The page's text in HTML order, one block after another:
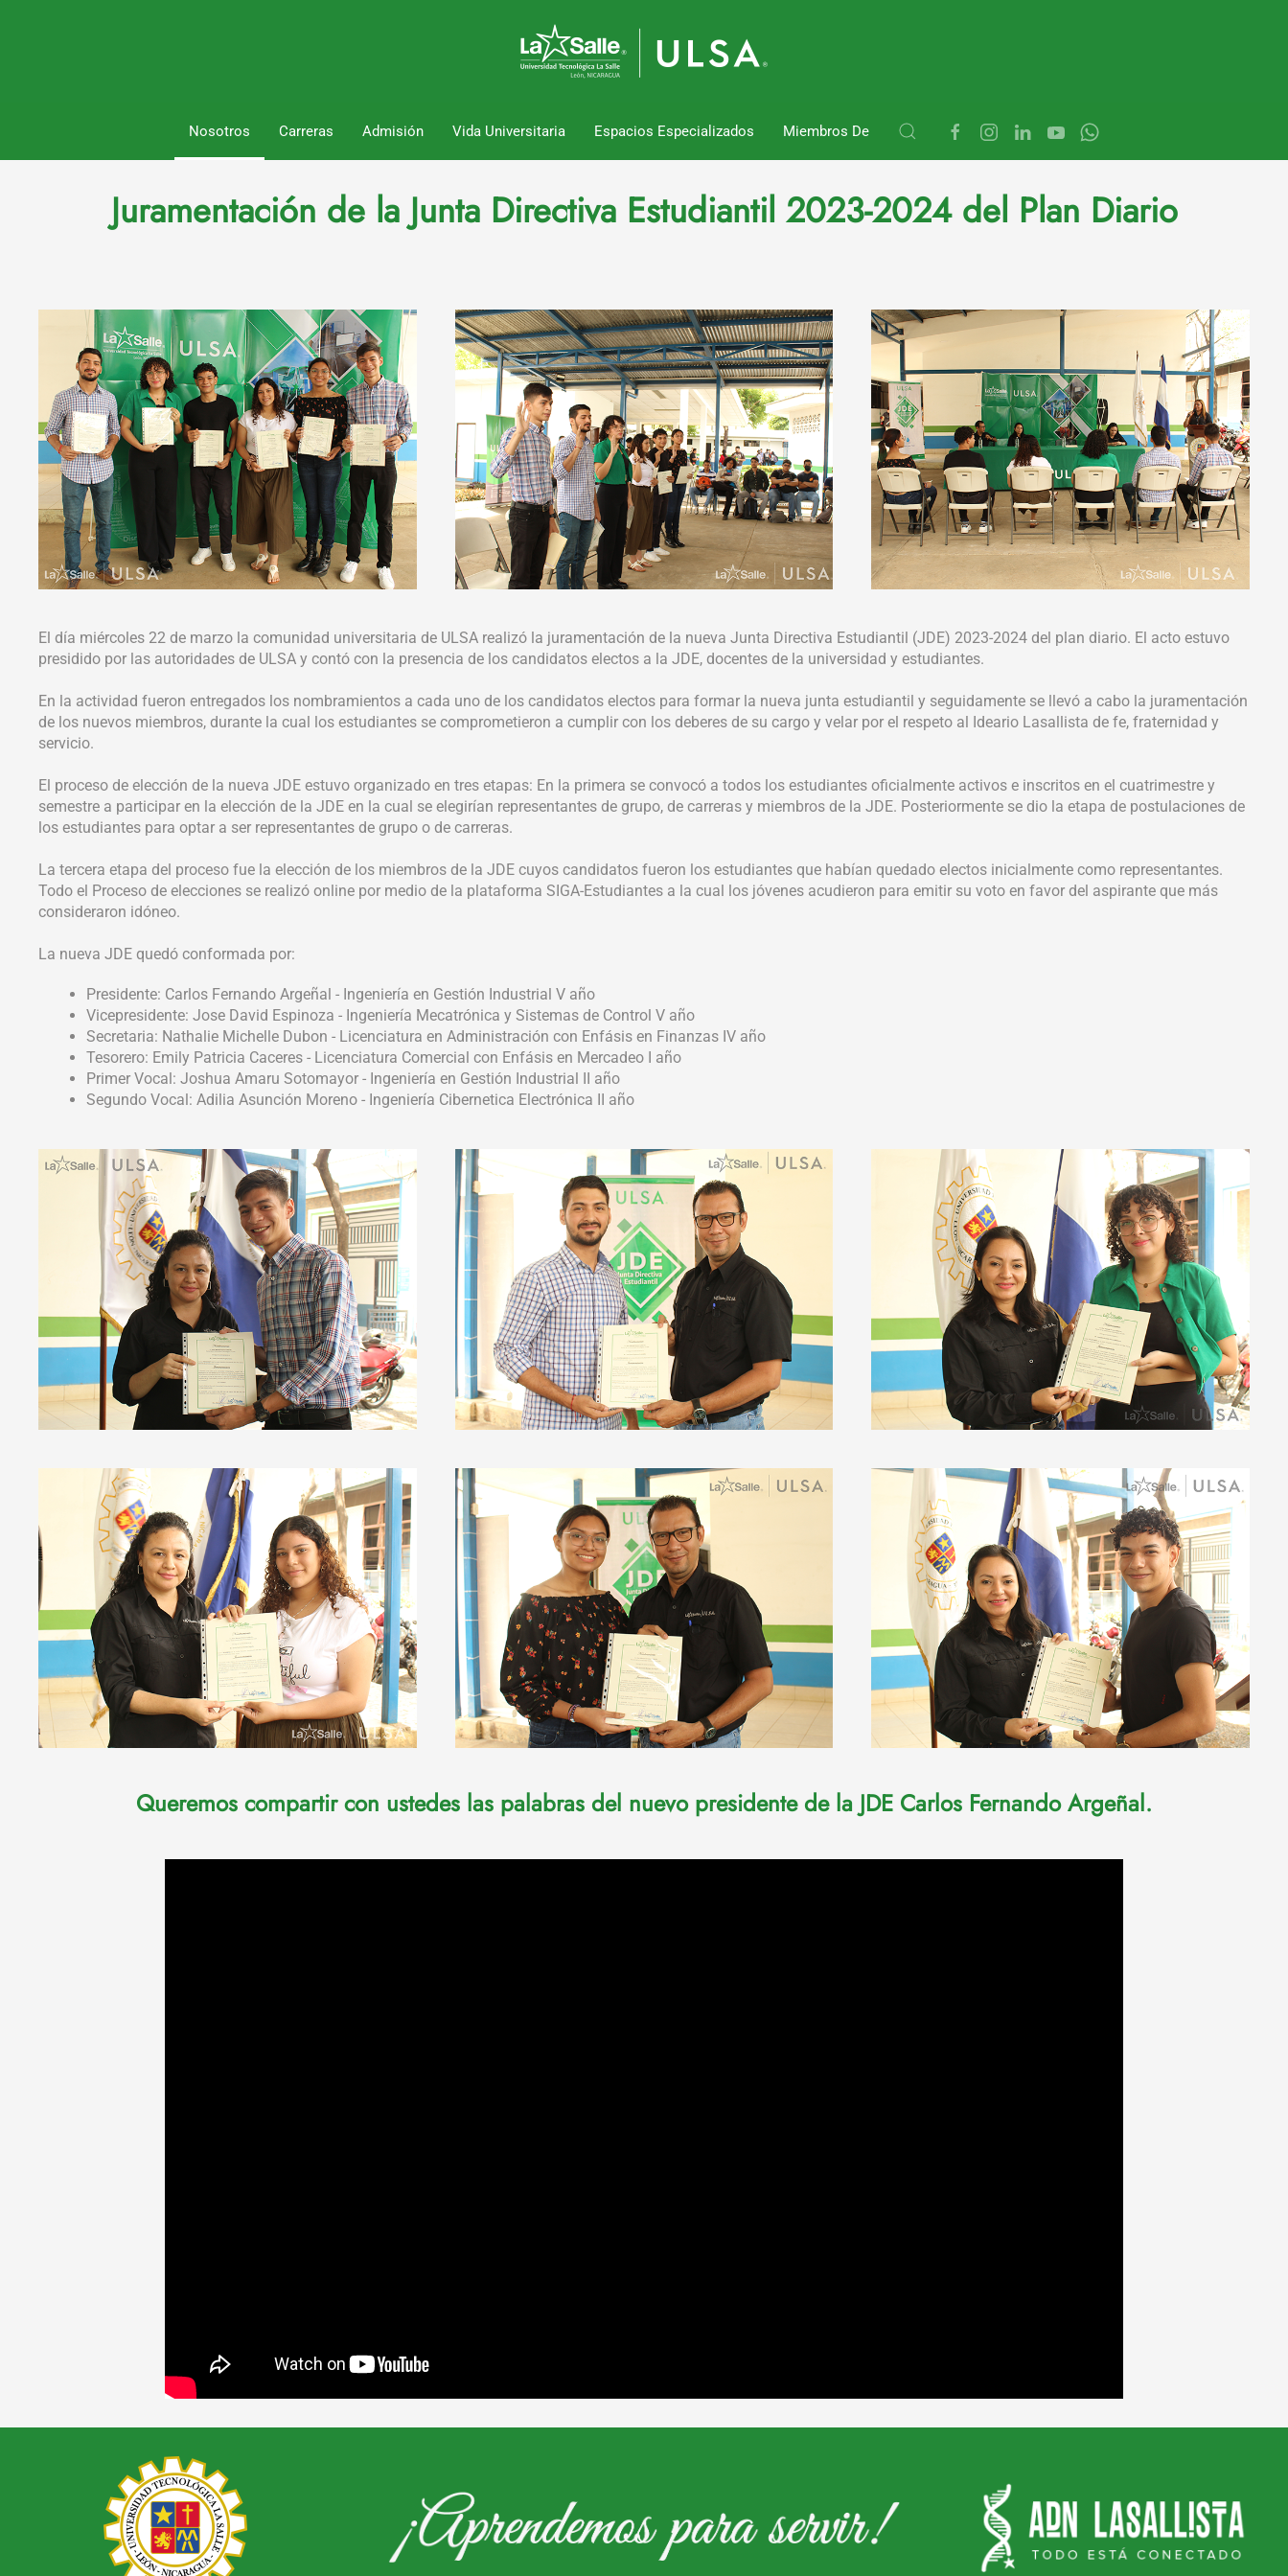
Nosotros Carreras Admisión Vida Universitaria Espacios Especializados Miembros De
Juramentación de la Junta Directiva Estudiantil 2023-2024 del Plan Diario
El día miércoles 22 de marzo la comunidad universitaria de ULSA realizó la juramentación de la nueva Junta Directiva Estudiantil (JDE) 2023-2024 del plan diario. El acto estuvo
presidido por las autoridades de ULSA y contó con la presencia de los candidatos electos a la JDE, docentes de la universidad y estudiantes.
En la actividad fueron entregados los nombramientos a cada uno de los candidatos electos para formar la nueva junta estudiantil y seguidamente se llevó a cabo la juramentación
de los nuevos miembros, durante la cual los estudiantes se comprometieron a cumplir con los deberes de su cargo y velar por el respeto al Ideario Lasallista de fe, fraternidad y
servicio.
El proceso de elección de la nueva JDE estuvo organizado en tres etapas: En la primera se convocó a todos los estudiantes oficialmente activos e inscritos en el cuatrimestre y
semestre a participar en la elección de la JDE en la cual se elegirían representantes de grupo, de carreras y miembros de la JDE. Posteriormente se dio la etapa de postulaciones de
los estudiantes para optar a ser representantes de grupo o de carreras.
La tercera etapa del proceso fue la elección de los miembros de la JDE cuyos candidatos fueron los estudiantes que habían quedado electos inicialmente como representantes.
Todo el Proceso de elecciones se realizó online por medio de la plataforma SIGA-Estudiantes a la cual los jóvenes acudieron para emitir su voto en favor del aspirante que más
consideraron idóneo.
La nueva JDE quedó conformada por:
Presidente: Carlos Fernando Argeñal - Ingeniería en Gestión Industrial V año
Vicepresidente: Jose David Espinoza - Ingeniería Mecatrónica y Sistemas de Control V año
Secretaria: Nathalie Michelle Dubon - Licenciatura en Administración con Enfásis en Finanzas IV año
Tesorero: Emily Patricia Caceres - Licenciatura Comercial con Enfásis en Mercadeo I año
Primer Vocal: Joshua Amaru Sotomayor - Ingeniería en Gestión Industrial II año
Segundo Vocal: Adilia Asunción Moreno - Ingeniería Cibernetica Electrónica II año
Queremos compartir con ustedes las palabras del nuevo presidente de la JDE Carlos Fernando Argeñal.